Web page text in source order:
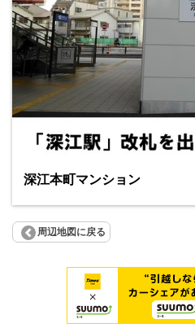
深江本町マンション
周辺地図に戻る